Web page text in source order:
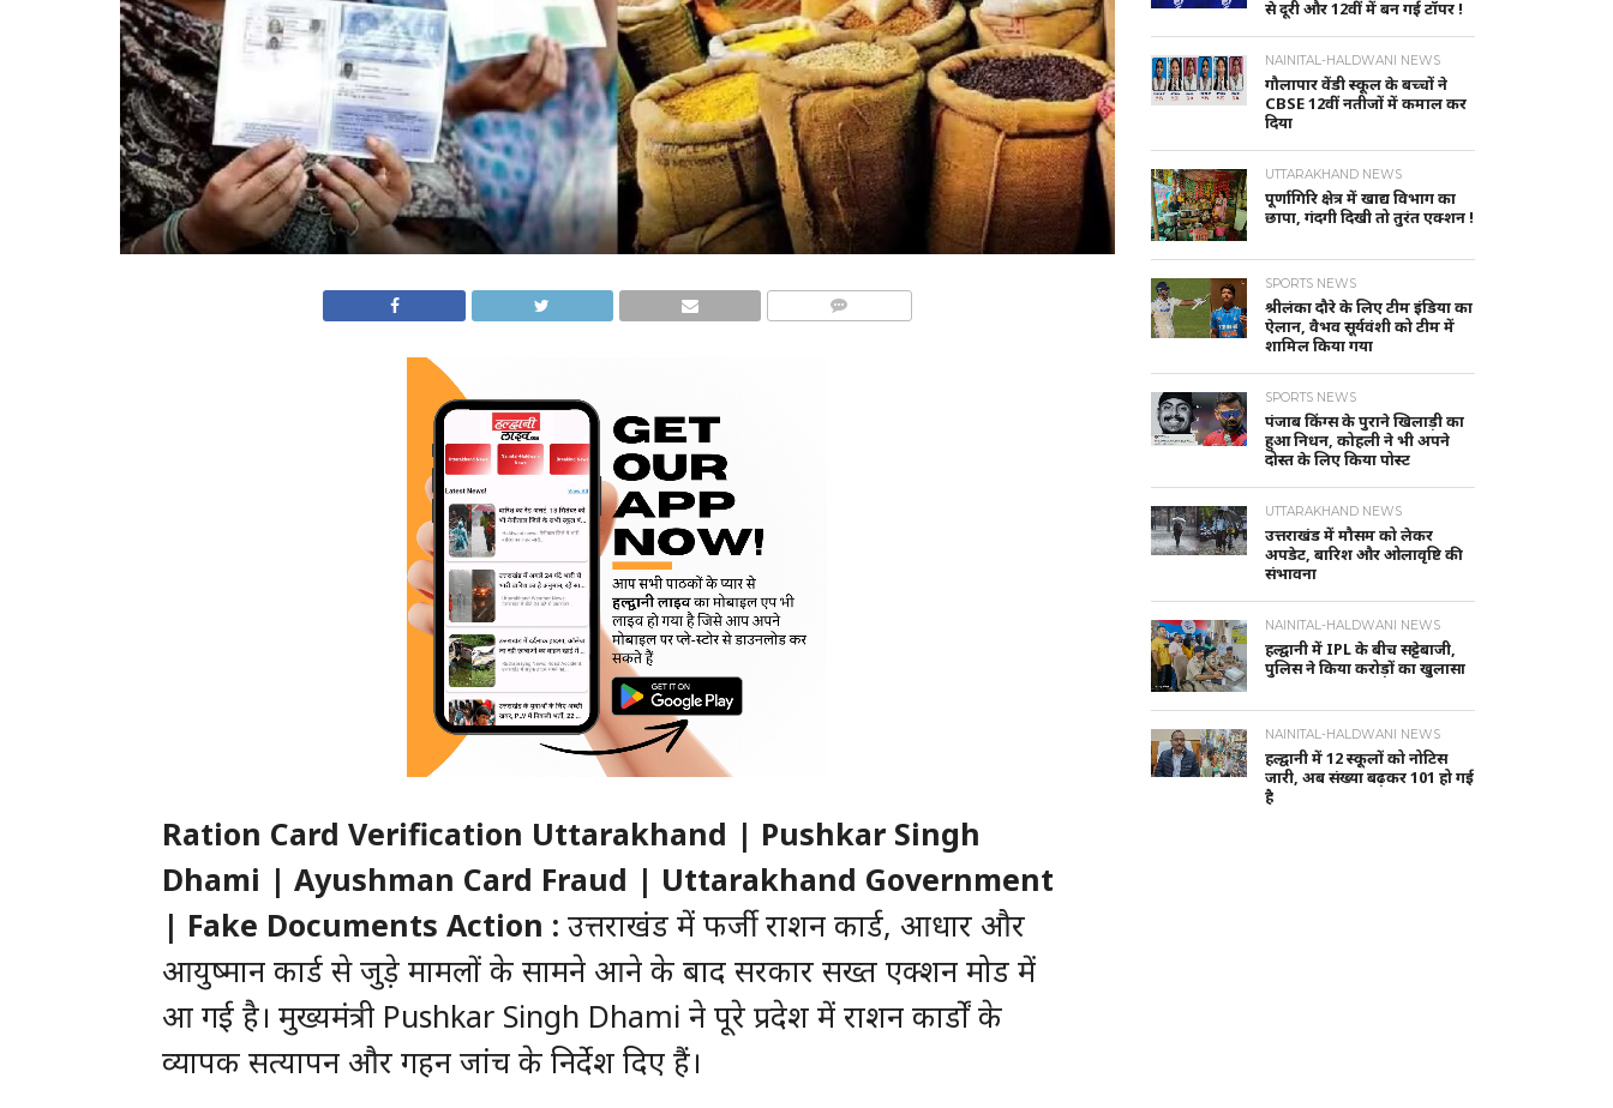
Ration Card Verification Uttarakhand | Pushkar Singh
Dhami | Ayushman Card Fraud | Uttarakhand Government
| Fake Documents Action : उत्तराखंड में फर्जी राशन कार्ड, आधार और
आयुष्मान कार्ड से जुड़े मामलों के सामने आने के बाद सरकार सख्त एक्शन मोड में
आ गई है। मुख्यमंत्री Pushkar Singh Dhami ने पूरे प्रदेश में राशन कार्डों के
व्यापक सत्यापन और गहन जांच के निर्देश दिए हैं।
से दूरी और 12वीं में बन गई टॉपर !
NAINITAL-HALDWANI NEWS
गौलापार वेंडी स्कूल के बच्चों ने
CBSE 12वीं नतीजों में कमाल कर
दिया
UTTARAKHAND NEWS
पूर्णागिरि क्षेत्र में खाद्य विभाग का
छापा, गंदगी दिखी तो तुरंत एक्शन !
SPORTS NEWS
श्रीलंका दौरे के लिए टीम इंडिया का
ऐलान, वैभव सूर्यवंशी को टीम में
शामिल किया गया
SPORTS NEWS
पंजाब किंग्स के पुराने खिलाड़ी का
हुआ निधन, कोहली ने भी अपने
दोस्त के लिए किया पोस्ट
UTTARAKHAND NEWS
उत्तराखंड में मौसम को लेकर
अपडेट, बारिश और ओलावृष्टि की
संभावना
NAINITAL-HALDWANI NEWS
हल्द्वानी में IPL के बीच सट्टेबाजी,
पुलिस ने किया करोड़ों का खुलासा
NAINITAL-HALDWANI NEWS
हल्द्वानी में 12 स्कूलों को नोटिस
जारी, अब संख्या बढ़कर 101 हो गई
है